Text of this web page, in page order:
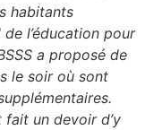
habitants
l’éducation pour
a proposé de
le soir où sont
un devoir d’y